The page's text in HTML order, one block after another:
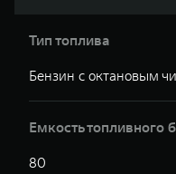
Тип топлива
Бензин с октановым
Емкость топливного
80